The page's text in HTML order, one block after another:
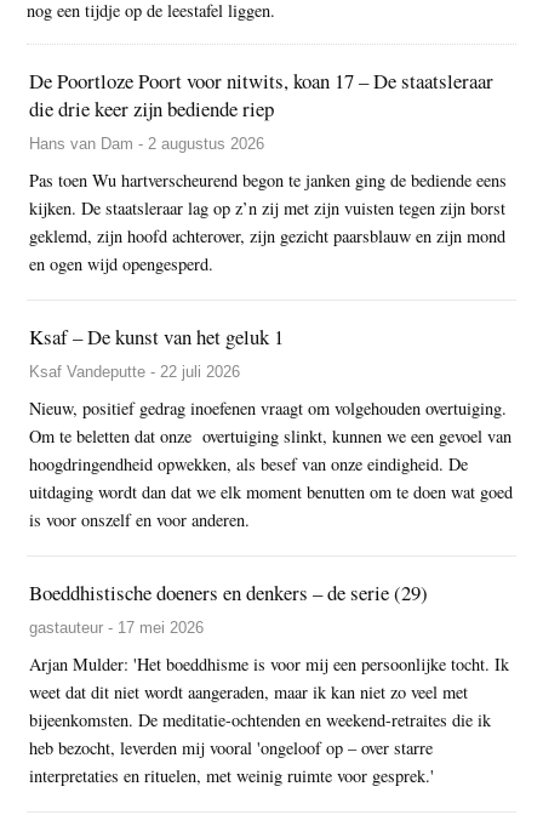
nog een tijdje op de leestafel liggen.
De Poortloze Poort voor nitwits, koan 17 – De staatsleraar
die drie keer zijn bediende riep
Hans van Dam - 2 augustus 2026
Pas toen Wu hartverscheurend begon te janken ging de bediende eens
kijken. De staatsleraar lag op z’n zij met zijn vuisten tegen zijn borst
geklemd, zijn hoofd achterover, zijn gezicht paarsblauw en zijn mond
en ogen wijd opengesperd.
Ksaf – De kunst van het geluk 1
Ksaf Vandeputte - 22 juli 2026
Nieuw, positief gedrag inoefenen vraagt om volgehouden overtuiging.
Om te beletten dat onze overtuiging slinkt, kunnen we een gevoel van
hoogdringendheid opwekken, als besef van onze eindigheid. De
uitdaging wordt dan dat we elk moment benutten om te doen wat goed
is voor onszelf en voor anderen.
Boeddhistische doeners en denkers – de serie (29)
gastauteur - 17 mei 2026
Arjan Mulder: 'Het boeddhisme is voor mij een persoonlijke tocht. Ik
weet dat dit niet wordt aangeraden, maar ik kan niet zo veel met
bijeenkomsten. De meditatie-ochtenden en weekend-retraites die ik
heb bezocht, leverden mij vooral 'ongeloof op – over starre
interpretaties en rituelen, met weinig ruimte voor gesprek.'